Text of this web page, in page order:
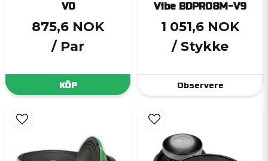
V0
875,6 NOK
/ Par
KÖP
Vibe BDPRO8M-V9
1 051,6 NOK
/ Stykke
Observere